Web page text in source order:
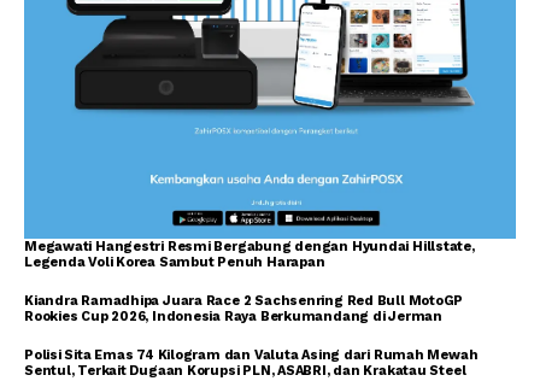
Megawati Hangestri Resmi Bergabung dengan Hyundai Hillstate,
Legenda Voli Korea Sambut Penuh Harapan
Kiandra Ramadhipa Juara Race 2 Sachsenring Red Bull MotoGP
Rookies Cup 2026, Indonesia Raya Berkumandang di Jerman
Polisi Sita Emas 74 Kilogram dan Valuta Asing dari Rumah Mewah
Sentul, Terkait Dugaan Korupsi PLN, ASABRI, dan Krakatau Steel